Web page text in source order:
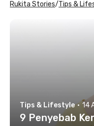
Rukita Stories/Tips &
Tips & Lifestyle · 14
9 Penyebab